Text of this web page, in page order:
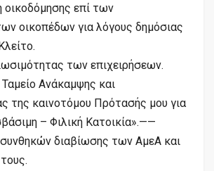
οικοδόμησης επί των
οικοπέδων για λόγους δημόσιας
των επιχειρήσεων.
Ανάκαμψης και
της καινοτόμου Πρότασής μου για
– Φιλική Κατοικία».——
διαβίωσης των ΑμεΑ και